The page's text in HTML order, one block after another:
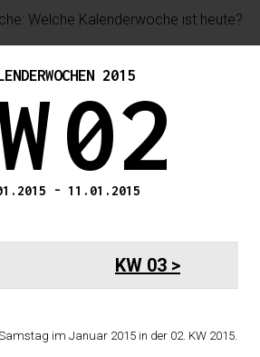
2015
02
- 11.01.2015
KW 03
im Januar 2015 in der 02. KW 2015.